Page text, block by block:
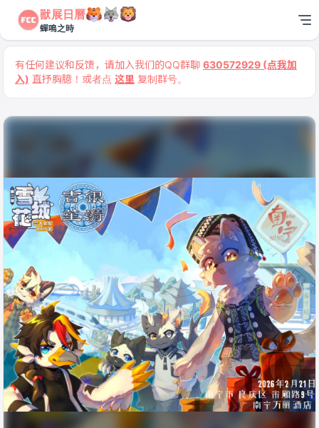
獸展日曆
蟬鳴之時
有任何建议和反馈，请加入我们的QQ群聊 630572929 (点我加
入) 直抒胸臆！或者点 这里 复制群号。